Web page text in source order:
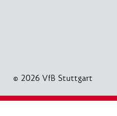
© 2026 VfB Stuttgart